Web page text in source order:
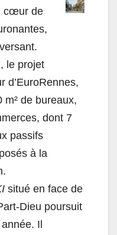
cœur de
le projet
d’EuroRennes,
m² de bureaux,
dont 7
passifs
à la
situé en face de
Dieu poursuit
Il